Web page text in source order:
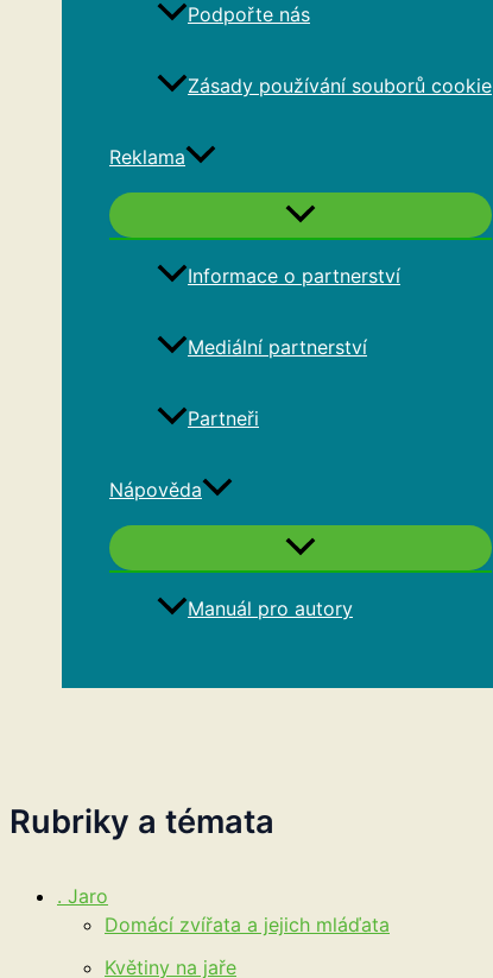
Podpořte nás
Zásady používání souborů cookie
Reklama
Informace o partnerství
Mediální partnerství
Partneři
Nápověda
Manuál pro autory
Rubriky a témata
. Jaro
Domácí zvířata a jejich mláďata
Květiny na jaře